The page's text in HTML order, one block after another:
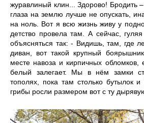
журавлиный клин... Здорово! Бродить –
глаза на землю лучше не опускать,
на ноль. Вот я всю жизнь живу у
детство провела там. А сейчас,
объясняться так: - Видишь, там, где
диван, вот такой крупный
месте навоза и кирпичных обломков,
белый залегает. Мы в нём замки
тополях, пока там столько бутылок
грибы росли размером вот с ту